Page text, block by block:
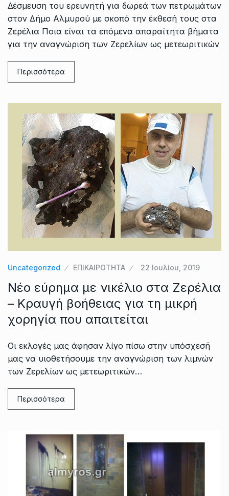
Δέσμευση του ερευνητή για δωρεά των πετρωμάτων
στον Δήμο Αλμυρού με σκοπό την έκθεσή τους στα
Ζερέλια Ποια είναι τα επόμενα απαραίτητα βήματα
για την αναγνώριση των Ζερελίων ως μετεωριτικών
Περισσότερα
Uncategorized ΕΠΙΚΑΙΡΟΤΗΤΑ 22 Ιουλίου, 2019
Νέο εύρημα με νικέλιο στα Ζερέλια
– Κραυγή βοήθειας για τη μικρή
χορηγία που απαιτείται
Οι εκλογές μας άφησαν λίγο πίσω στην υπόσχεσή
μας να υιοθετήσουμε την αναγνώριση των λιμνών
των Ζερελίων ως μετεωριτικών…
Περισσότερα